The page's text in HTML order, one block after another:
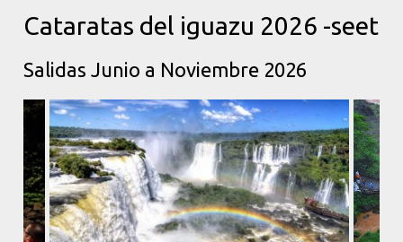
Cataratas del iguazu 2026 -seet
Salidas Junio a Noviembre 2026